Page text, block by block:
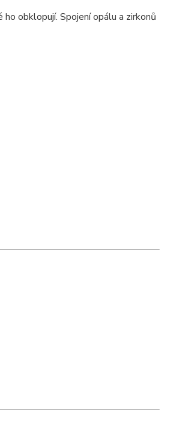
obklopují. Spojení opálu a zirkonů